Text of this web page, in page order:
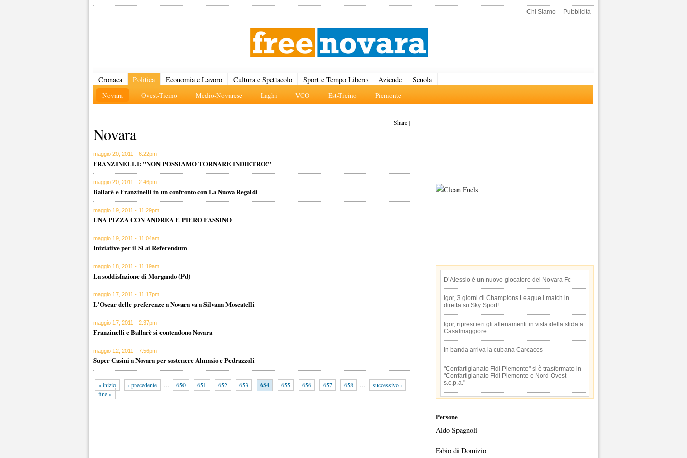
Chi Siamo Pubblicità
Cronaca Politica
Novara Ovest-Ticino Medio-Novarese Laghi VCO Est-Ticino Piemonte
Economia e Lavoro Cultura e Spettacolo Sport e Tempo Libero Aziende Scuola
Share|
Novara
maggio 20, 2011 - 6:22pm
FRANZINELLI: "NON POSSIAMO TORNARE INDIETRO!"
maggio 20, 2011 - 2:46pm
Ballarè e Franzinelli in un confronto con La Nuova Regaldi
maggio 19, 2011 - 11:29pm
UNA PIZZA CON ANDREA E PIERO FASSINO
maggio 19, 2011 - 11:04am
Iniziative per il Sì ai Referendum
maggio 18, 2011 - 11:19am
La soddisfazione di Morgando (Pd)
maggio 17, 2011 - 11:17pm
L'Oscar delle preferenze a Novara va a Silvana Moscatelli
maggio 17, 2011 - 2:37pm
Franzinelli e Ballarè si contendono Novara
maggio 12, 2011 - 7:56pm
Super Casini a Novara per sostenere Almasio e Pedrazzoli
« inizio ‹ precedente … 650 651 652 653 654 655 656 657 658 …
successivo ›
fine »
D’Alessio è un nuovo giocatore del Novara Fc
Igor, 3 giorni di Champions League I match in
diretta su Sky Sport!
Igor, ripresi ieri gli allenamenti in vista della sfida a
Casalmaggiore
In banda arriva la cubana Carcaces
"Confartigianato Fidi Piemonte" si è trasformato in
"Confartigianato Fidi Piemonte e Nord Ovest
s.c.p.a."
Persone
Aldo Spagnoli
Fabio di Domizio